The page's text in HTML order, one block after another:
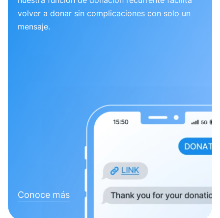
volver a donar sin complicaciones con solo un
mensaje.
Conoce más